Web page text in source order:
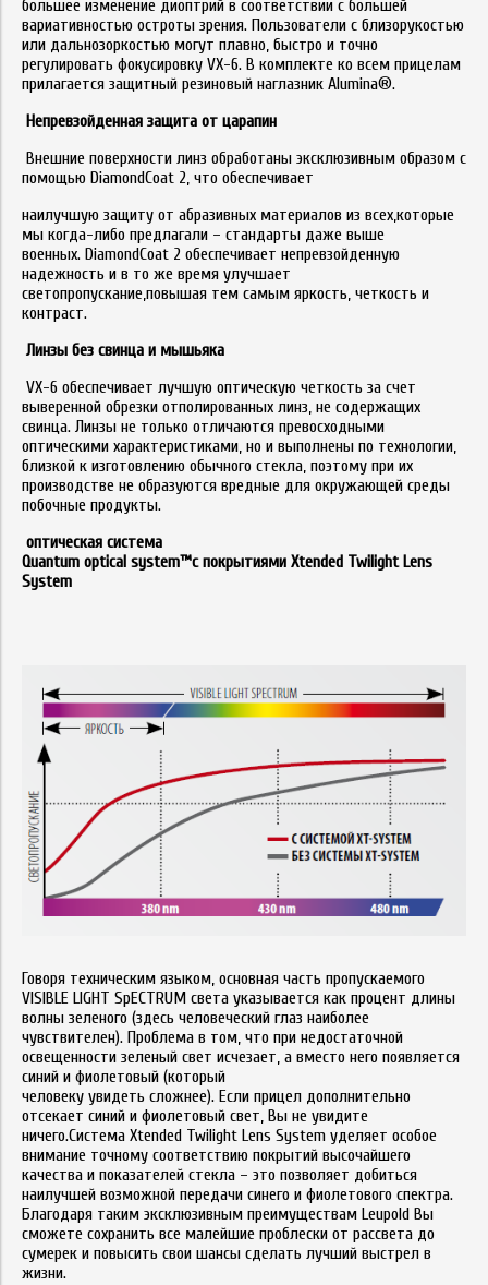
большее изменение диоптрий в соответствии с большей
вариативностью остроты зрения. Пользователи с близорукостью
или дальнозоркостью могут плавно, быстро и точно
регулировать фокусировку VX-6. В комплекте ко всем прицелам
прилагается защитный резиновый наглазник Alumina®.
Непревзойденная защита от царапин
Внешние поверхности линз обработаны эксклюзивным образом с
помощью DiamondCoat 2, что обеспечивает
наилучшую защиту от абразивных материалов из всех,которые
мы когда-либо предлагали – стандарты даже выше
военных. DiamondCoat 2 обеспечивает непревзойденную
надежность и в то же время улучшает
светопропускание,повышая тем самым яркость, четкость и
контраст.
Линзы без свинца и мышьяка
VX-6 обеспечивает лучшую оптическую четкость за счет
выверенной обрезки отполированных линз, не содержащих
свинца. Линзы не только отличаются превосходными
оптическими характеристиками, но и выполнены по технологии,
близкой к изготовлению обычного стекла, поэтому при их
производстве не образуются вредные для окружающей среды
побочные продукты.
оптическая система
Quantum optical system™с покрытиями Xtended Twilight Lens
System
Говоря техническим языком, основная часть пропускаемого
VISIBLE LIGHT SpECTRUM света указывается как процент длины
волны зеленого (здесь человеческий глаз наиболее
чувствителен). Проблема в том, что при недостаточной
освещенности зеленый свет исчезает, а вместо него появляется
синий и фиолетовый (который
человеку увидеть сложнее). Если прицел дополнительно
отсекает синий и фиолетовый свет, Вы не увидите
ничего.Система Xtended Twilight Lens System уделяет особое
внимание точному соответствию покрытий высочайшего
качества и показателей стекла – это позволяет добиться
наилучшей возможной передачи синего и фиолетового спектра.
Благодаря таким эксклюзивным преимуществам Leupold Вы
сможете сохранить все малейшие проблески от рассвета до
сумерек и повысить свои шансы сделать лучший выстрел в
жизни.